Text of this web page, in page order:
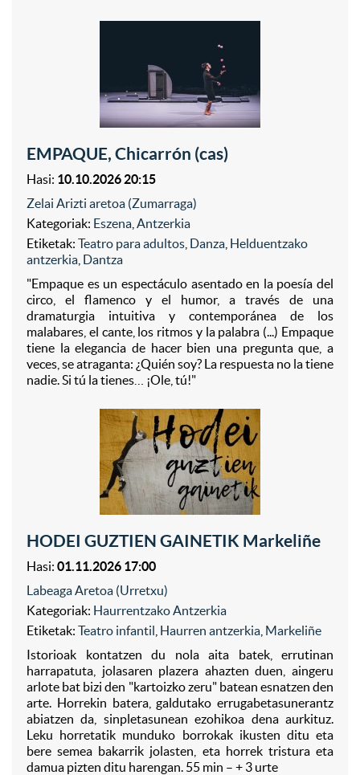
EMPAQUE, Chicarrón (cas)
Hasi: 10.10.2026 20:15
Zelai Arizti aretoa (Zumarraga)
Kategoriak: Eszena Antzerkia
Etiketak: Teatro para adultos Danza Helduentzako
antzerkia Dantza
"Empaque es un espectáculo asentado en la poesía del
circo, el flamenco y el humor, a través de una
dramaturgia intuitiva y contemporánea de los
malabares, el cante, los ritmos y la palabra (...) Empaque
tiene la elegancia de hacer bien una pregunta que, a
veces, se atraganta: ¿Quién soy? La respuesta no la tiene
nadie. Si tú la tienes… ¡Ole, tú!"
HODEI GUZTIEN GAINETIK Markeliñe
Hasi: 01.11.2026 17:00
Labeaga Aretoa (Urretxu)
Kategoriak: Haurrentzako Antzerkia
Etiketak: Teatro infantil Haurren antzerkia Markeliñe
Istorioak kontatzen du nola aita batek, errutinan
harrapatuta, jolasaren plazera ahazten duen, aingeru
arlote bat bizi den "kartoizko zeru" batean esnatzen den
arte. Horrekin batera, galdutako errugabetasunerantz
abiatzen da, sinpletasunean ezohikoa dena aurkituz.
Leku horretatik munduko borrokak ikusten ditu eta
bere semea bakarrik jolasten, eta horrek tristura eta
damua pizten ditu harengan. 55 min – + 3 urte